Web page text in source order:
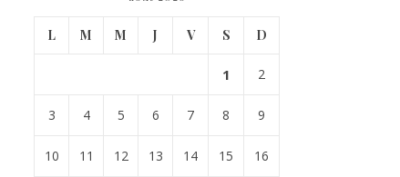
L M M J V S D
1 2
3 4 5 6 7 8 9
10 11 12 13 14 15 16